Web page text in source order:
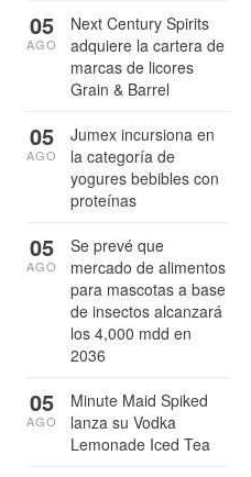
Next Century Spirits
adquiere la cartera de
marcas de licores
Grain & Barrel
05
AGO
Jumex incursiona en
la categoría de
yogures bebibles con
proteínas
05
AGO
Se prevé que
mercado de alimentos
para mascotas a base
de insectos alcanzará
los 4,000 mdd en
2036
05
AGO
Minute Maid Spiked
lanza su Vodka
Lemonade Iced Tea
05
AGO